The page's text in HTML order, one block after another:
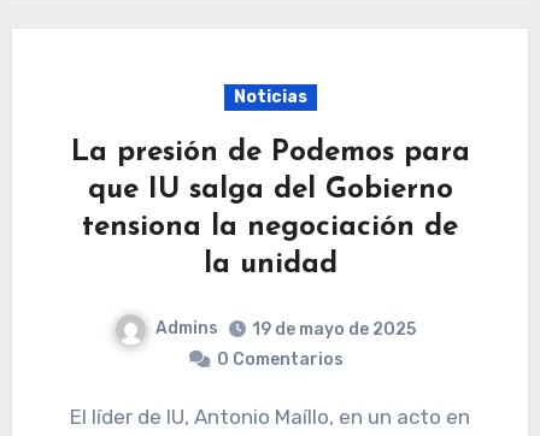
Noticias
La presión de Podemos para
que IU salga del Gobierno
tensiona la negociación de
la unidad
Admins
19 de mayo de 2025
0 Comentarios
El líder de IU, Antonio Maíllo, en un acto en